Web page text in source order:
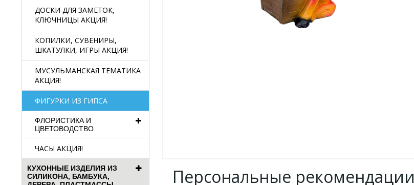
ДОСКИ ДЛЯ ЗАМЕТОК,
КЛЮЧНИЦЫ АКЦИЯ!
КОПИЛКИ, СУВЕНИРЫ,
ШКАТУЛКИ, ИГРЫ АКЦИЯ!
МУСУЛЬМАНСКАЯ ТЕМАТИКА
АКЦИЯ!
ФИГУРКИ ИЗ ГИПСА
ФЛОРИСТИКА И
ЦВЕТОВОДСТВО
ЧАСЫ АКЦИЯ!
КУХОННЫЕ ИЗДЕЛИЯ ИЗ
СИЛИКОНА, БАМБУКА,
Персональные рекомендации